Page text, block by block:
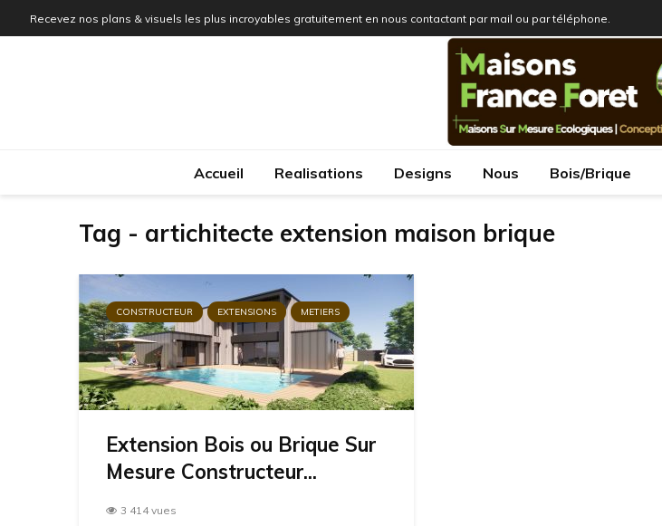
Recevez nos plans & visuels les plus incroyables gratuitement en nous contactant par mail ou par téléphone.
Accueil Realisations Designs Nous Bois/Brique
Tag - artichitecte extension maison brique
CONSTRUCTEUR EXTENSIONS METIERS
Extension Bois ou Brique Sur
Mesure Constructeur...
3 414 vues